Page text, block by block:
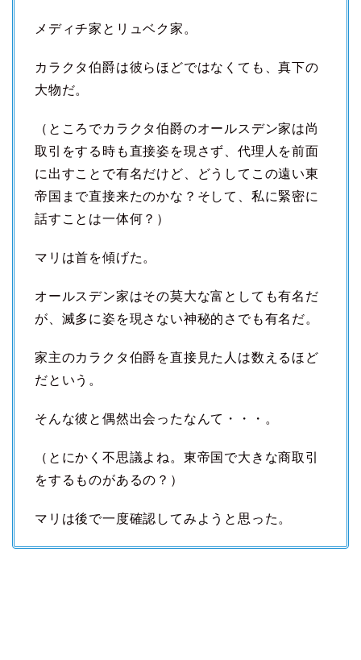
メディチ家とリュベク家。
カラクタ伯爵は彼らほどではなくても、真下の
大物だ。
（ところでカラクタ伯爵のオールスデン家は尚
取引をする時も直接姿を現さず、代理人を前面
に出すことで有名だけど、どうしてこの遠い東
帝国まで直接来たのかな？そして、私に緊密に
話すことは一体何？）
マリは首を傾げた。
オールスデン家はその莫大な富としても有名だ
が、滅多に姿を現さない神秘的さでも有名だ。
家主のカラクタ伯爵を直接見た人は数えるほど
だという。
そんな彼と偶然出会ったなんて・・・。
（とにかく不思議よね。東帝国で大きな商取引
をするものがあるの？）
マリは後で一度確認してみようと思った。